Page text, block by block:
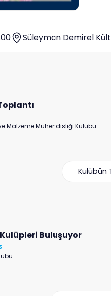
Süleyman Demirel
Malzeme Mühendisliği Kulübü
Kulübün
Buluşuyor